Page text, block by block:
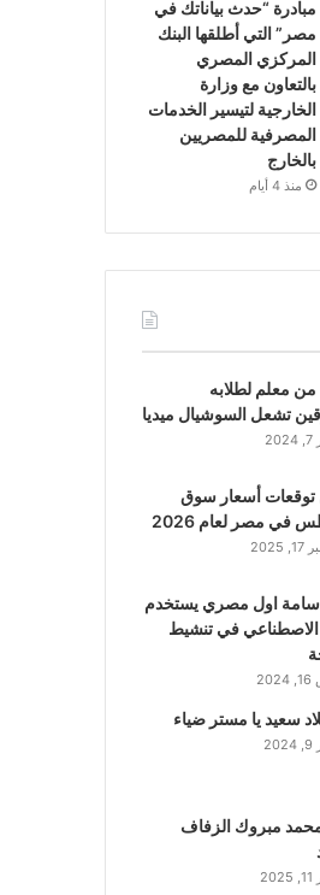
مبادرة “حدث بياناتك في
مصر” التي أطلقها البنك
المركزي المصري
بالتعاون مع وزارة
الخارجية لتيسير الخدمات
المصرفية للمصريين
بالخارج
منذ 4 أيام
معلم لطلابه
تشعل السوشيال ميديا
توقعات أسعار سوق
في مصر لعام 2026
2025
اول مصري يستخدم
الاصطناعي في تنشيط
سعيد يا مستر ضياء
مبروك الزفاف